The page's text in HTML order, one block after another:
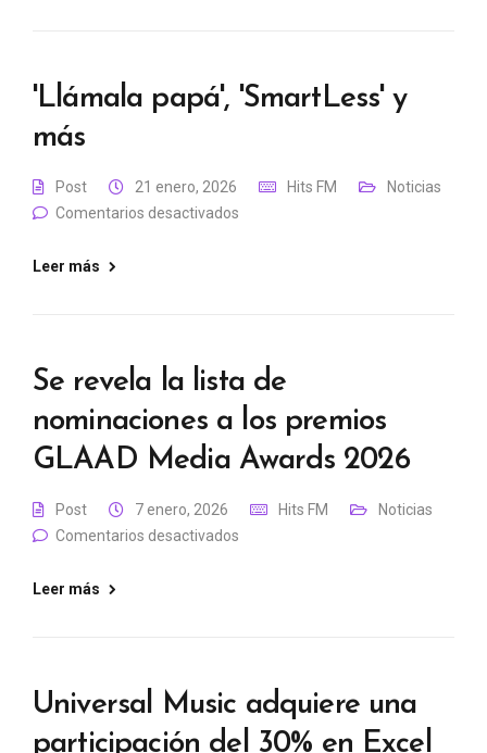
'Llámala papá', 'SmartLess' y
más
Post 21 enero, 2026 Hits FM
Noticias
Comentarios desactivados
Leer más
Se revela la lista de
nominaciones a los premios
GLAAD Media Awards 2026
Post 7 enero, 2026 Hits FM
Noticias
Comentarios desactivados
Leer más
Universal Music adquiere una
participación del 30% en Excel